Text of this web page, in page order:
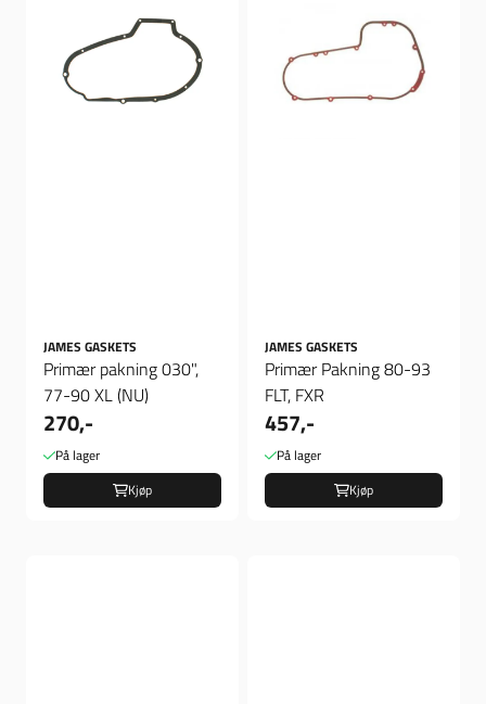
JAMES GASKETS
Primær pakning 030",
77-90 XL (NU)
270,-
På lager
Kjøp
JAMES GASKETS
Primær Pakning 80-93
FLT, FXR
457,-
På lager
Kjøp